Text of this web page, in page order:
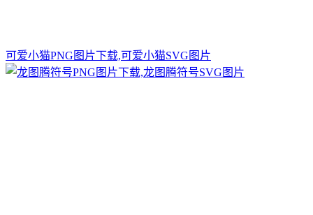
可爱小猫PNG图片下载,可爱小猫SVG图片